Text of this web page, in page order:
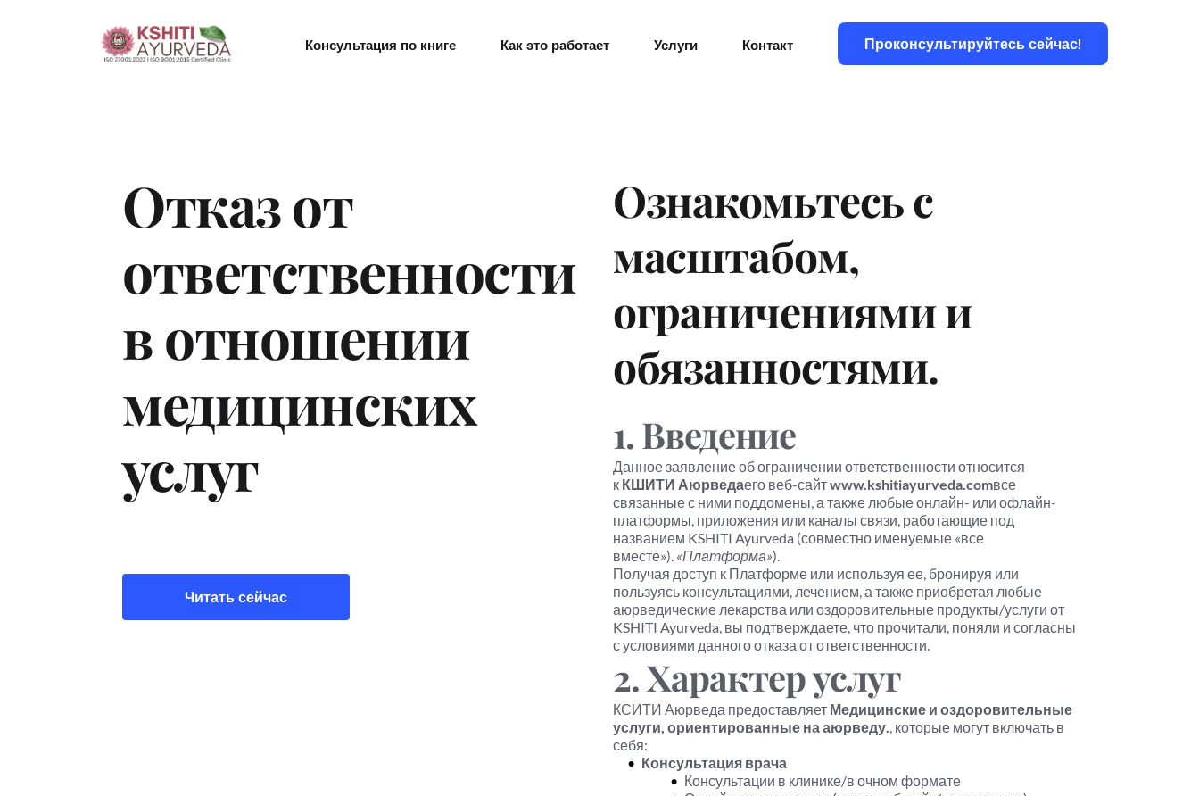
Консультация по книге Как это работает Услуги Контакт БлогиПроконсультируйтесь сейчас!
Отказ от
ответственности
в отношении
медицинских
услуг
Читать сейчас
Ознакомьтесь с
масштабом,
ограничениями и
обязанностями.
1. Введение
Данное заявление об ограничении ответственности относится
к КШИТИ Аюрведаего веб-сайт www.kshitiayurveda.comвсе
связанные с ними поддомены, а также любые онлайн- или офлайн-
платформы, приложения или каналы связи, работающие под
названием KSHITI Ayurveda (совместно именуемые «все
вместе»). «Платформа»).
Получая доступ к Платформе или используя ее, бронируя или
пользуясь консультациями, лечением, а также приобретая любые
аюрведические лекарства или оздоровительные продукты/услуги от
KSHITI Ayurveda, вы подтверждаете, что прочитали, поняли и согласны
с условиями данного отказа от ответственности.
2. Характер услуг
КСИТИ Аюрведа предоставляет Медицинские и оздоровительные
услуги, ориентированные на аюрведу., которые могут включать в
себя:
Консультация врача
Консультации в клинике/в очном формате